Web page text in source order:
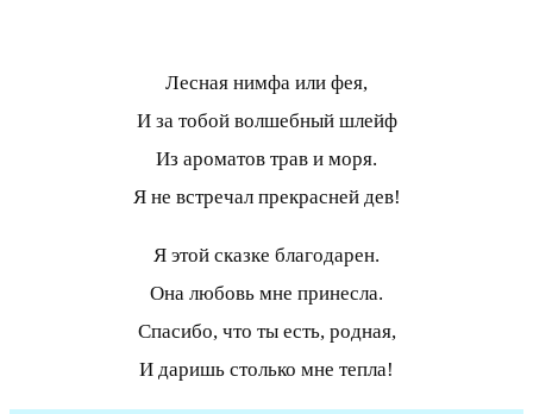
Лесная нимфа или фея,
И за тобой волшебный шлейф
Из ароматов трав и моря.
Я не встречал прекрасней дев!
Я этой сказке благодарен.
Она любовь мне принесла.
Спасибо, что ты есть, родная,
И даришь столько мне тепла!